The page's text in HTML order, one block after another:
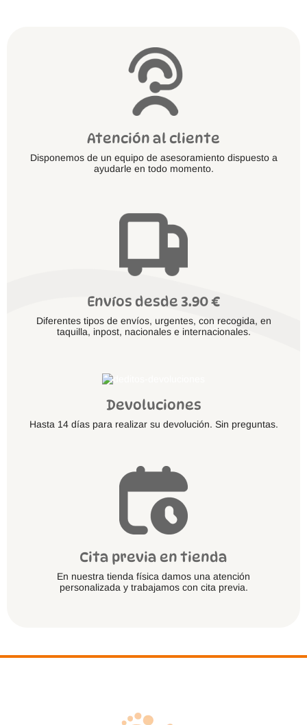
Atención al cliente
Disponemos de un equipo de asesoramiento dispuesto a
ayudarle en todo momento.
Envíos desde 3.90 €
Diferentes tipos de envíos, urgentes, con recogida, en
taquilla, inpost, nacionales e internacionales.
Devoluciones
Hasta 14 días para realizar su devolución. Sin preguntas.
Cita previa en tienda
En nuestra tienda física damos una atención
personalizada y trabajamos con cita previa.